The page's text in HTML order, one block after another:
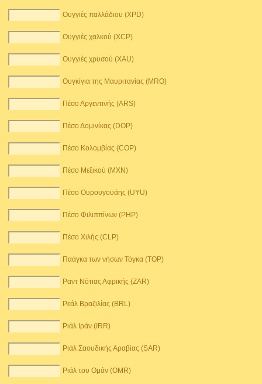
Ουγγιές παλλάδιου (XPD)
Ουγγιές χαλκού (XCP)
Ουγγιές χρυσού (XAU)
Ουγκίγια της Μαυριτανίας (MRO)
Πέσο Αργεντινής (ARS)
Πέσο Δομινίκας (DOP)
Πέσο Κολομβίας (COP)
Πέσο Μεξικού (MXN)
Πέσο Ουρουγουάης (UYU)
Πέσο Φιλιππίνων (PHP)
Πέσο Χιλής (CLP)
Παάγκα των νήσων Τόγκα (TOP)
Ραντ Νότιας Αφρικής (ZAR)
Ρεάλ Βραζιλίας (BRL)
Ριάλ Ιράν (IRR)
Ριάλ Σαουδικής Αραβίας (SAR)
Ριάλ του Ομάν (OMR)